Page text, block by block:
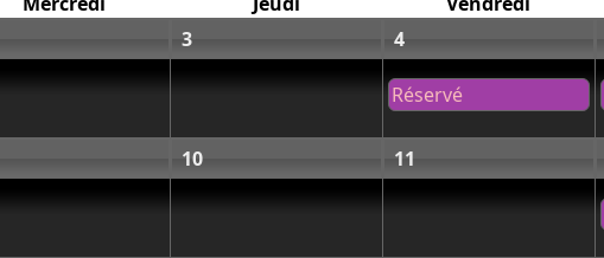
3 4
Réservé
10 11